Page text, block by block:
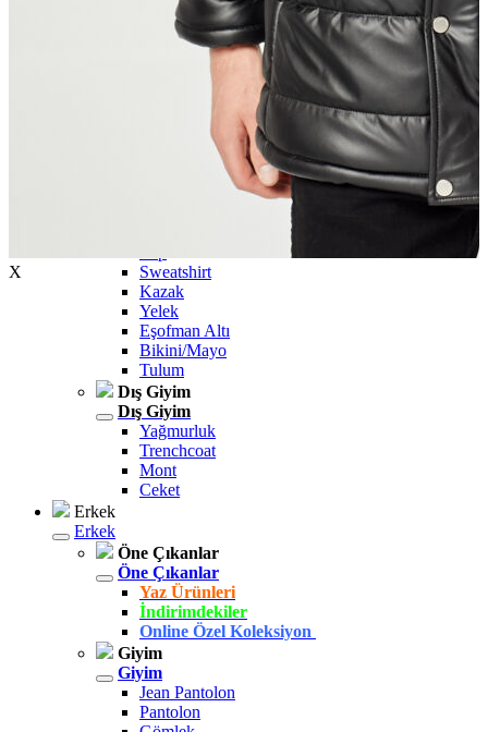
Jean Pantolon
Polo T-shirt
Sweatshirt
Kazak
Yelek
Eşofman Altı
Bikini/Mayo
Tulum
Dış Giyim
Dış Giyim
Yağmurluk
Trenchcoat
Mont
Ceket
Erkek
Erkek
Öne Çıkanlar
Öne Çıkanlar
Yaz Ürünleri
İndirimdekiler
Online Özel Koleksiyon
Giyim
Giyim
Jean Pantolon
Pantolon
X